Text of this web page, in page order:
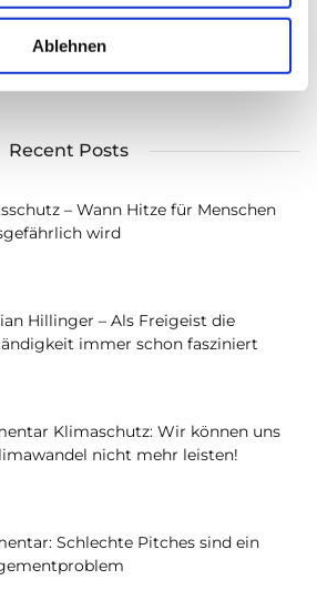
Ablehnen
Recent Posts
– Wann Hitze für Menschen
wird
Hillinger – Als Freigeist die
immer schon fasziniert
Klimaschutz: Wir können uns
nicht mehr leisten!
Schlechte Pitches sind ein